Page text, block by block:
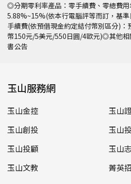
◎分期零利率產品：零手續費、零總費
5.88%~15%(依本行電腦評等而訂，基
手續費(依預借現金約定結付幣別區分)
幣150元/5美元/550日圓/4歐元)◎其他相
書公告
玉山服務網
玉山金控
玉山
玉山創投
玉山
玉山投顧
玉山
玉山文教
菁英